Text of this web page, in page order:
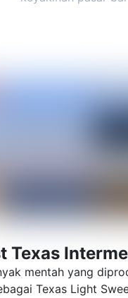
Texas
mentah yang
Texas Light